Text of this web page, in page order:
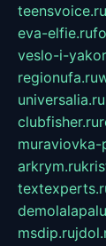
teensvoice.ru
eva-elfie.ru
veslo-i-
regionufa.ru
universalia.ru
clubfisher.ru
muraviovka-
arkrym.ru
msdip.ru